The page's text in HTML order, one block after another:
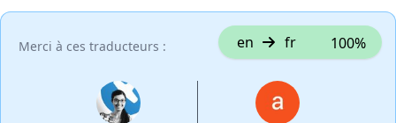
Merci à ces traducteurs : en fr 100%